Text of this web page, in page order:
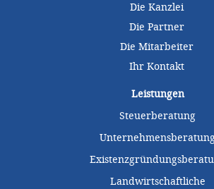
Die Kanzlei
Die Partner
Die Mitarbeiter
Ihr Kontakt
Leistungen
Steuerberatung
Landwirtschaftliche